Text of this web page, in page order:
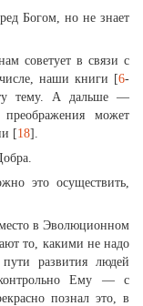
Богом, но не знает
советует в связи с
наши книги [6-
тему. А дальше —
преображения может
[18].
это осуществить,
в Эволюционном
то, какими не надо
развития людей
Ему — с
познал это, в